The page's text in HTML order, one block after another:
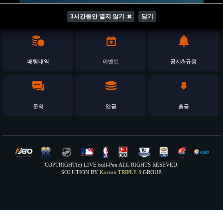
가상스포츠
배팅내역 이벤트 공지&규정
문의 입금 출금
COPTRIGHT(c) LIVE bull-Pen ALL RIGHTS RESEVED.
SOLUTION BY Korean TRIPLE SGROUP.
3시간동안 열지 않기 닫기
3시간동안 열지 않기 닫기
3시간동안 열지 않기 닫기